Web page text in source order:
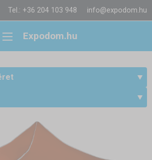
Tel.: +36 204 103 948 info@expodom.hu
Expodom.hu